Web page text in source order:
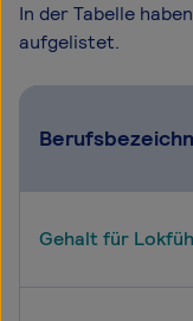
In der Tabelle
aufgelistet.
Gehalt für